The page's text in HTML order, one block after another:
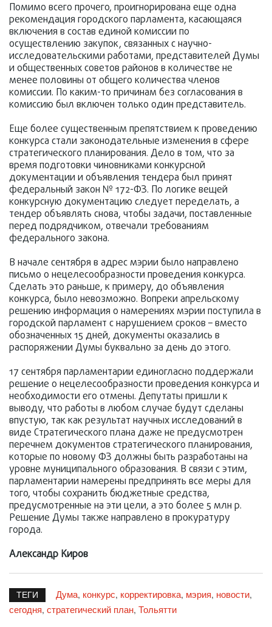
Помимо всего прочего, проигнорирована еще одна
рекомендация городского парламента, касающаяся
включения в состав единой комиссии по
осуществлению закупок, связанных с научно-
исследовательскими работами, представителей Думы
и общественных советов районов в количестве не
менее половины от общего количества членов
комиссии. По каким-то причинам без согласования в
комиссию был включен только один представитель.
Еще более существенным препятствием к проведению
конкурса стали законодательные изменения в сфере
стратегического планирования. Дело в том, что за
время подготовки чиновниками конкурсной
документации и объявления тендера был принят
федеральный закон № 172-ФЗ. По логике вещей
конкурсную документацию следует переделать, а
тендер объявлять снова, чтобы задачи, поставленные
перед подрядчиком, отвечали требованиям
федерального закона.
В начале сентября в адрес мэрии было направлено
письмо о нецелесообразности проведения конкурса.
Сделать это раньше, к примеру, до объявления
конкурса, было невозможно. Вопреки апрельскому
решению информация о намерениях мэрии поступила в
городской парламент с нарушением сроков – вместо
обозначенных 15 дней, документы оказались в
распоряжении Думы буквально за день до этого.
17 сентября парламентарии единогласно поддержали
решение о нецелесообразности проведения конкурса и
необходимости его отмены. Депутаты пришли к
выводу, что работы в любом случае будут сделаны
впустую, так как результат научных исследований в
виде Стратегического плана даже не предусмотрен
перечнем документов стратегического планирования,
которые по новому ФЗ должны быть разработаны на
уровне муниципального образования. В связи с этим,
парламентарии намерены предпринять все меры для
того, чтобы сохранить бюджетные средства,
предусмотренные на эти цели, а это более 5 млн р.
Решение Думы также направлено в прокуратуру
города.
Александр Киров
ТЕГИ Дума, конкурс, корректировка, мэрия, новости,
сегодня, стратегический план, Тольятти